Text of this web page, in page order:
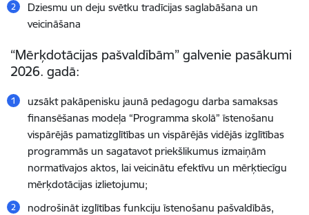
Dziesmu un deju svētku tradīcijas saglabāšana un
veicināšana
“Mērķdotācijas pašvaldībām” galvenie pasākumi
2026. gadā:
uzsākt pakāpenisku jaunā pedagogu darba samaksas
finansēšanas modeļa “Programma skolā” īstenošanu
vispārējās pamatizglītības un vispārējās vidējās izglītības
programmās un sagatavot priekšlikumus izmaiņām
normatīvajos aktos, lai veicinātu efektīvu un mērķtiecīgu
mērķdotācijas izlietojumu;
nodrošināt izglītības funkciju īstenošanu pašvaldībās,